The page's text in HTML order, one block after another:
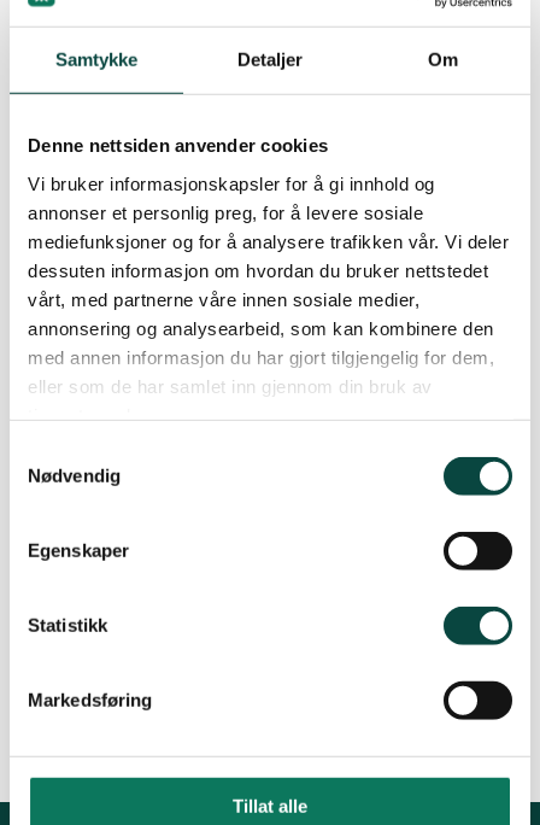
Samtykke Detaljer Om
Denne nettsiden anvender cookies
Vi bruker informasjonskapsler for å gi innhold og
annonser et personlig preg, for å levere sosiale
mediefunksjoner og for å analysere trafikken vår. Vi deler
dessuten informasjon om hvordan du bruker nettstedet
vårt, med partnerne våre innen sosiale medier,
annonsering og analysearbeid, som kan kombinere den
med annen informasjon du har gjort tilgjengelig for dem,
eller som de har samlet inn gjennom din bruk av
Nødvendig
Egenskaper
Statistikk
Markedsføring
Tillat alle
Les oppslag i Mørenytt 27. september 2005
Kritisk innlegg om Aurstad i Mørenytt 27.
september 2005
Kommentar frå Småkraft
Kommentar frå Småkraft2
Dikt